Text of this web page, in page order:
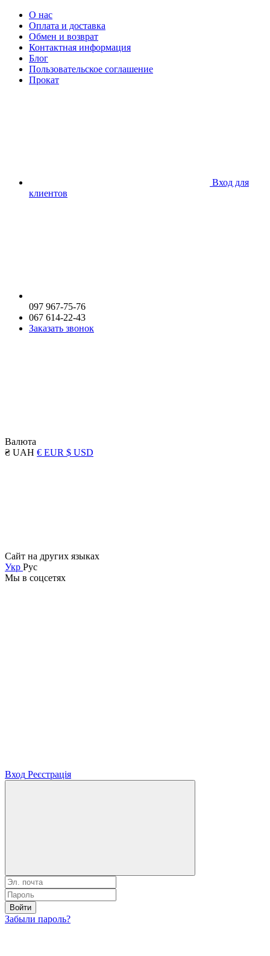
О нас
Оплата и доставка
Обмен и возврат
Контактная информация
Блог
Пользовательское соглашение
Прокат
Вход для
клиентов
097 967-75-76
067 614-22-43
Заказать звонок
Валюта
₴ UAH € EUR $ USD
Сайт на других языках
Укр Рус
Мы в соцсетях
Вход Реєстрація
Войти
Забыли пароль?